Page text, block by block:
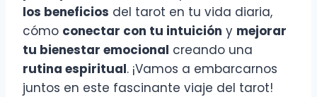
los beneficios del tarot en tu vida diaria,
cómo conectar con tu intuición y mejorar
tu bienestar emocional creando una
rutina espiritual. ¡Vamos a embarcarnos
juntos en este fascinante viaje del tarot!